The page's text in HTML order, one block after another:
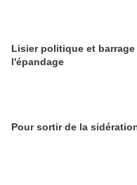
Lisier politique et barrage
l'épandage
Pour sortir de la